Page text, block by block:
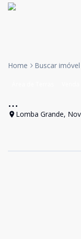
Home Buscar imóvel
...
Lomba Grande,